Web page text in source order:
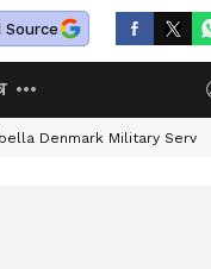
Denmark Military Service